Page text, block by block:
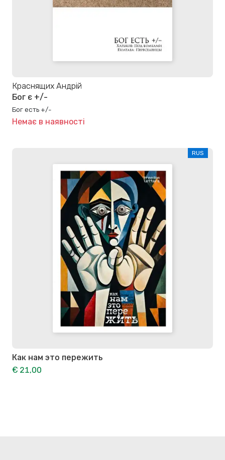
Краснящих Андрій
Бог є +/-
Бог есть +/-
Немає в наявності
RUS
Как нам это пережить
€ 21,00